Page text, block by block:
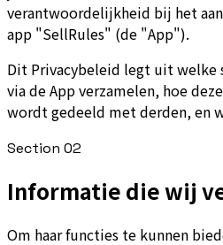
verantwoordelijkheid bij het
app "SellRules" (de "App").
Dit Privacybeleid legt uit
via de App verzamelen, hoe
wordt gedeeld met derden, en
Section 02
Informatie die wij
Om haar functies te kunnen